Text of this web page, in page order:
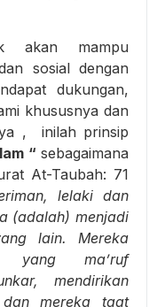
akan mampu
sosial dengan
dukungan,
khususnya dan
, inilah prinsip
“ sebagaimana
At-Taubah: 71
lelaki dan
(adalah) menjadi
lain. Mereka
yang ma’ruf
mendirikan
mereka taat